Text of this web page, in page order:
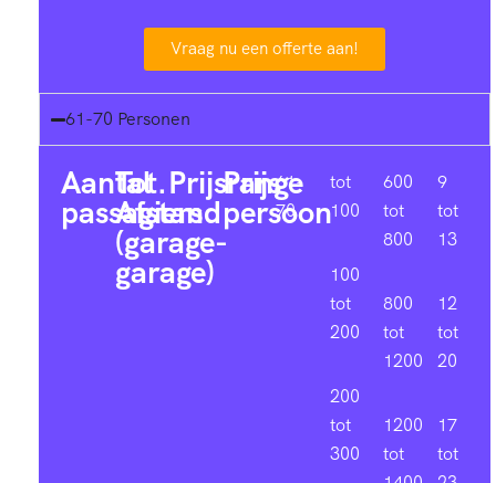
Vraag nu een offerte aan!
61-70 Personen
Aantal
passagiers
Tot.
Afstand
(garage-
garage)
Prijsrange
Prijs
persoon
61-
70
tot
100
100
tot
200
200
tot
300
600
tot
800
800
tot
1200
1200
tot
9
tot
13
12
tot
20
17
tot